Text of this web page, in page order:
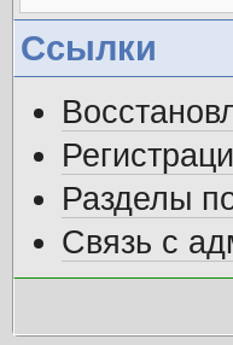
Ссылки
Разделы
Связь с